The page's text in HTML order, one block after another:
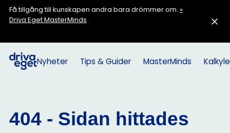
Få tillgång till kunskapen andra bara drömmer om. »
Driva Eget MasterMinds
Nyheter Tips & Guider MasterMinds
404 - Sidan hittades